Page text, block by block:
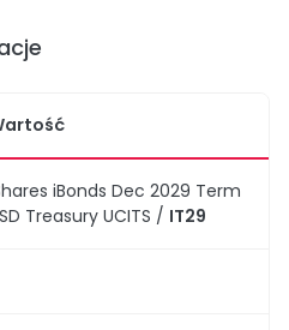
iBonds Dec 2029 Term
Treasury UCITS / IT29